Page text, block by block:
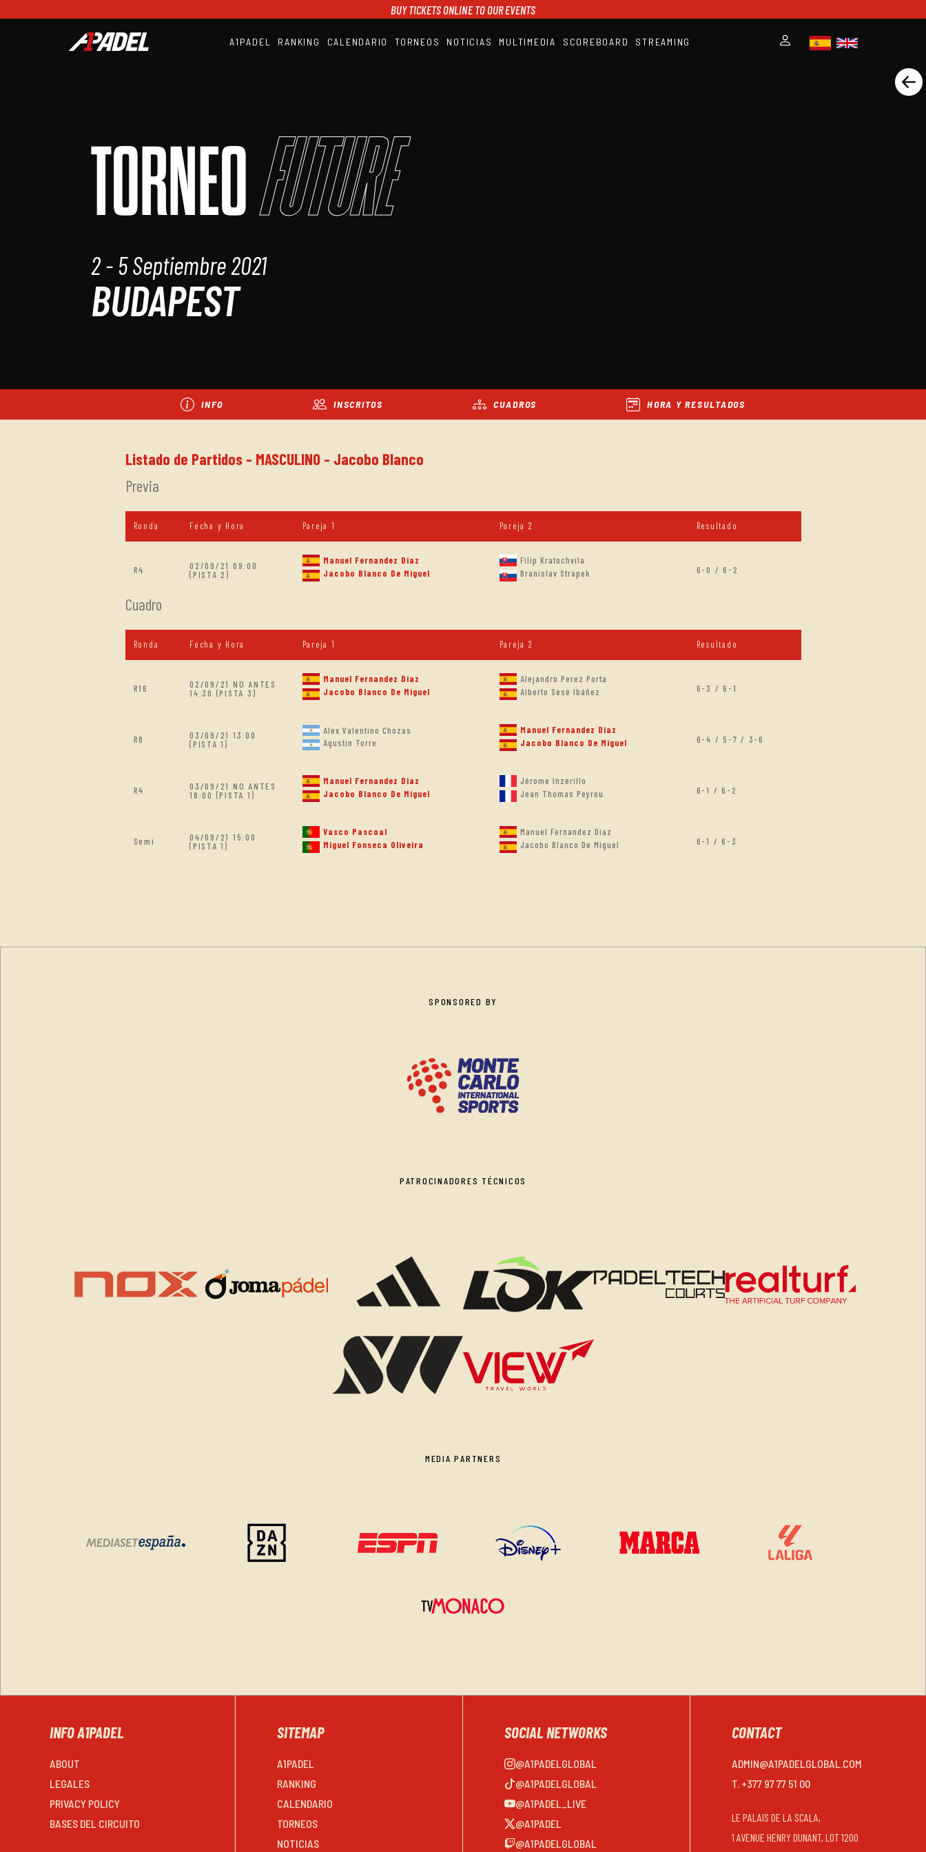
BUY TICKETS ONLINE TO OUR EVENTS
A1PADEL RANKING CALENDARIO TORNEOS NOTICIAS MULTIMEDIA SCOREBOARD STREAMING
TORNEOFuture
2 - 5 Septiembre 2021
BUDAPEST
INFO INSCRITOS CUADROS HORA Y RESULTADOS
Listado de Partidos - MASCULINO - Jacobo Blanco
Previa
Ronda Fecha y Hora Pareja 1 Pareja 2 Resultado
R4
02/09/21 09:00
(PISTA 2)
Manuel Fernandez Diaz
Jacobo Blanco De Miguel
Filip Kratochvíla
Branislav Strapek
6-0 / 6-2
Cuadro
Ronda Fecha y Hora Pareja 1 Pareja 2 Resultado
R16
02/09/21 NO ANTES
14:30 (PISTA 3)
Manuel Fernandez Diaz
Jacobo Blanco De Miguel
Alejandro Perez Porta
Alberto Sesé Ibáñez
6-3 / 6-1
R8
03/09/21 13:00
(PISTA 1)
Alex Valentino Chozas
Agustín Torre
Manuel Fernandez Diaz
Jacobo Blanco De Miguel
6-4 / 5-7 / 3-6
R4
03/09/21 NO ANTES
18:00 (PISTA 1)
Manuel Fernandez Diaz
Jacobo Blanco De Miguel
Jérome Inzerillo
Jean Thomas Peyrou
6-1 / 6-2
Semi
04/09/21 15:00
(PISTA 1)
Vasco Pascoal
Miguel Fonseca Oliveira
Manuel Fernandez Diaz
Jacobo Blanco De Miguel
6-1 / 6-3
SPONSORED BY
PATROCINADORES TÉCNICOS
MEDIA PARTNERS
INFO A1PADEL
ABOUT
LEGALES
PRIVACY POLICY
BASES DEL CIRCUITO
SITEMAP
A1PADEL
RANKING
CALENDARIO
TORNEOS
NOTICIAS
SOCIAL NETWORKS
@A1PADELGLOBAL
@A1PADELGLOBAL
@A1PADEL_LIVE
@A1PADEL
@A1PADELGLOBAL
CONTACT
ADMIN@A1PADELGLOBAL.COM
T. +377 97 77 51 00
LE PALAIS DE LA SCALA,
1 AVENUE HENRY DUNANT, LOT 1200